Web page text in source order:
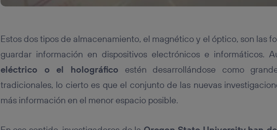
Estos dos tipos de almacenamiento, el magnético y el óptico, son las
guardar información en dispositivos electrónicos e informáticos.
eléctrico o el holográfico estén desarrollándose como
tradicionales, lo cierto es que el conjunto de las nuevas
más información en el menor espacio posible.